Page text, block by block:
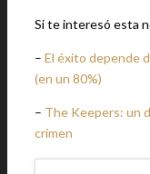
Si te interesó esta
– El éxito depende
(en un 80%)
– The Keepers: un
crimen